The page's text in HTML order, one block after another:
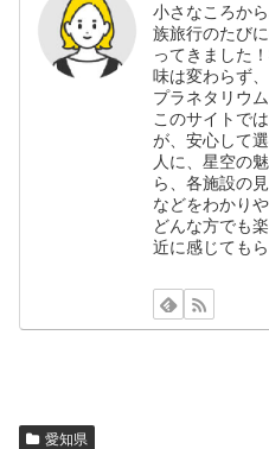
小さなころか
族旅行のたび
ってきました
味は変わらず
プラネタリウ
このサイトで
が、安心して
人に、星空の
ら、各施設の
などをわかり
どんな方でも
近に感じても
愛知県